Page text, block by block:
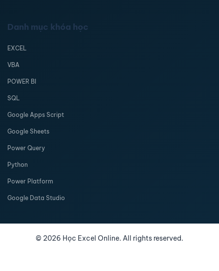
Danh mục khóa học
EXCEL
VBA
POWER BI
SQL
Google Apps Script
Google Sheets
Power Query
Python
Power Platform
Google Data Studio
© 2026 Học Excel Online. All rights reserved.